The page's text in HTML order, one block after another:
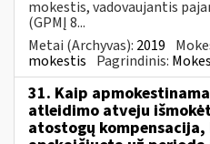
mokestis, vadovaujantis
(GPMĮ 8...
Metai (Archyvas): 2019
mokestis Pagrindinis:
31. Kaip
atleidimo atveju
atostogų